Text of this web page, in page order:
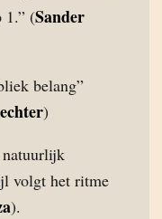
1.” (Sander
belang”
)
volgt het ritme
).